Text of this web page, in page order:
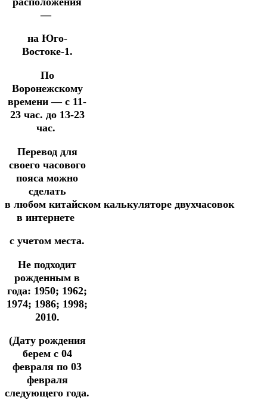
—
на Юго-
Востоке-1.
По
Воронежскому
времени — с 11-
23 час. до 13-23
час.
Перевод для
своего часового
пояса можно
сделать
в любом китайском калькуляторе двухчасовок
в интернете
с учетом места.
Не подходит
рожденным в
года: 1950; 1962;
1974; 1986; 1998;
2010.
(Дату рождения
берем с 04
февраля по 03
февраля
следующего года.